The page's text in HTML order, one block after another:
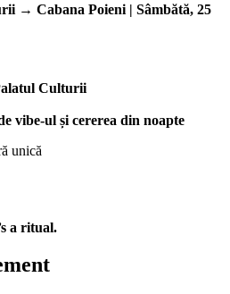
→ Cabana Poieni | Sâmbătă, 25
Culturii
vibe-ul și cererea din noapte
unică
a ritual.